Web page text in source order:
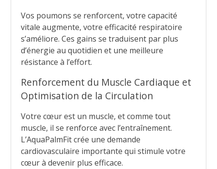
Vos poumons se renforcent, votre capacité
vitale augmente, votre efficacité respiratoire
s’améliore. Ces gains se traduisent par plus
d’énergie au quotidien et une meilleure
résistance à l’effort.
Renforcement du Muscle Cardiaque et
Optimisation de la Circulation
Votre cœur est un muscle, et comme tout
muscle, il se renforce avec l’entraînement.
L’AquaPalmFit crée une demande
cardiovasculaire importante qui stimule votre
cœur à devenir plus efficace.